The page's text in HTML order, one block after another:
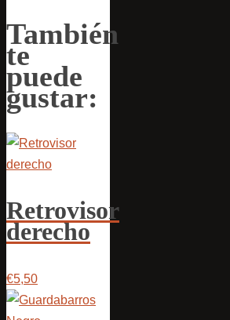
También
te
puede
gustar:
Retrovisor
derecho
€5,50